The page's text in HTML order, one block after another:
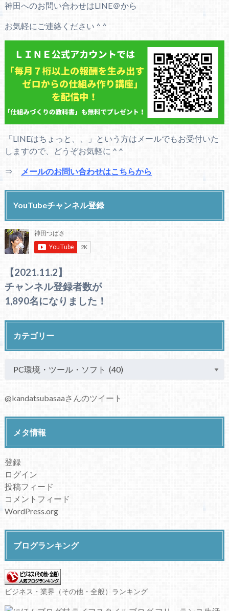
神田へのお問い合わせはLINE＠から
お気軽にご連絡ください ^ ^
「LINEはちょっと、、」という方はメールでもお受付いた
しますので、どうぞお気軽に ^ ^
⇒ メールのお問い合わせはこちらから
YouTubeチャンネル登録
【2021.11.2】
チャンネル登録者数が
1,890名になりました！
カテゴリー
@kandatsubasaaさんのツイート
メタ情報
登録
ログイン
投稿フィード
コメントフィード
WordPress.org
ブログランキング
ビジネス・業界（その他・全般）ランキング